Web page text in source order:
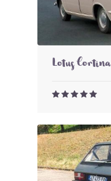
Lotus Cortina